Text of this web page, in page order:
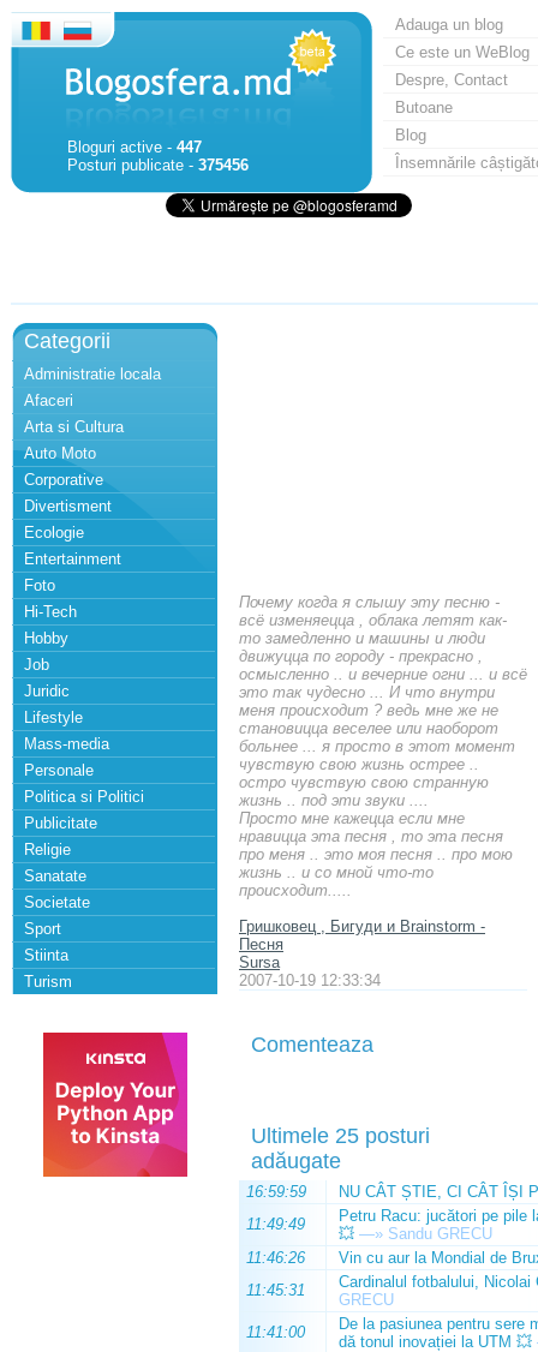
Bloguri active - 447
Posturi publicate - 375456
Adauga un blog
Ce este un WeBlog
Despre, Contact
Butoane
Blog
Însemnările
Categorii
Administratie locala
Afaceri
Arta si Cultura
Auto Moto
Corporative
Divertisment
Ecologie
Entertainment
Foto
Hi-Tech
Hobby
Job
Juridic
Lifestyle
Mass-media
Personale
Politica si Politici
Publicitate
Religie
Sanatate
Societate
Sport
Stiinta
Turism
Почему когда я слышу эту песню -
всё изменяецца , облака летят как-
то замедленно и машины и люди
движуцца по городу - прекрасно ,
осмысленно .. и вечерние огни ... и всё
это так чудесно ... И что внутри
меня происходит ? ведь мне же не
становицца веселее или наоборот
больнее ... я просто в этот момент
чувствую свою жизнь острее ..
остро чувствую свою странную
жизнь .. под эти звуки ....
Просто мне кажецца если мне
нравицца эта песня , то эта песня
про меня .. это моя песня .. про мою
жизнь .. и со мной что-то
происходит.....
Гришковец , Бигуди и Brainstorm -
Песня
Sursa
2007-10-19 12:33:34
Comenteaza
Ultimele 25 posturi
adăugate
16:59:59
NU CÂT ȘTIE, CI CÂT ÎȘI
11:49:49
Petru Racu: jucători pe pile
💥 —» Sandu GRECU
11:46:26
Vin cu aur la Mondial de
11:45:31
Cardinalul fotbalului,
GRECU
11:41:00
De la pasiunea pentru sere
dă tonul inovației la UTM 💥